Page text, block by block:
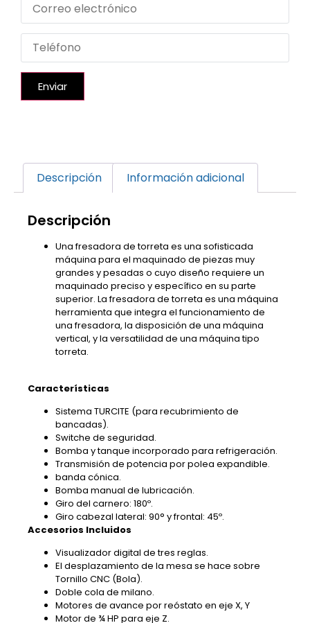
Enviar
Descripción Información adicional
Descripción
Una fresadora de torreta es una sofisticada
máquina para el maquinado de piezas muy
grandes y pesadas o cuyo diseño requiere un
maquinado preciso y específico en su parte
superior. La fresadora de torreta es una máquina
herramienta que integra el funcionamiento de
una fresadora, la disposición de una máquina
vertical, y la versatilidad de una máquina tipo
torreta.
Características
Sistema TURCITE (para recubrimiento de
bancadas).
Switche de seguridad.
Bomba y tanque incorporado para refrigeración.
Transmisión de potencia por polea expandible.
banda cónica.
Bomba manual de lubricación.
Giro del carnero: 180º.
Giro cabezal lateral: 90° y frontal: 45º.
Accesorios Incluidos
Visualizador digital de tres reglas.
El desplazamiento de la mesa se hace sobre
Tornillo CNC (Bola).
Doble cola de milano.
Motores de avance por reóstato en eje X, Y
Motor de ¾ HP para eje Z.